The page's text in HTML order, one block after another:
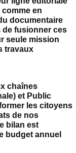
en
documentaire
de fusionner ces
seule mission
travaux
chaînes
et Public
les citoyens
de nos
bilan est
budget annuel